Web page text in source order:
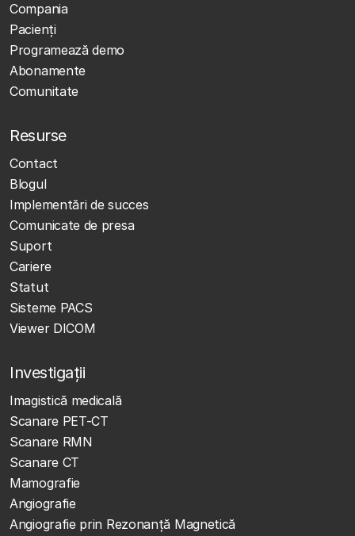
Compania
Pacienți
Programează demo
Abonamente
Comunitate
Resurse
Contact
Blogul
Implementări de succes
Comunicate de presa
Suport
Cariere
Statut
Sisteme PACS
Viewer DICOM
Investigații
Imagistică medicală
Scanare PET-CT
Scanare RMN
Scanare CT
Mamografie
Angiografie
Angiografie prin Rezonanță Magnetică